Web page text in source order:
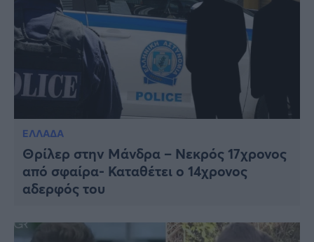
ΕΛΛΑΔΑ
Θρίλερ στην Μάνδρα – Νεκρός 17χρονος
από σφαίρα- Καταθέτει ο 14χρονος
αδερφός του